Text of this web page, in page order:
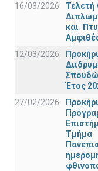
16/03/2026
Τελετή
και
12/03/2026
Έτος
27/02/2026